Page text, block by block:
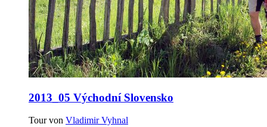
2013_05 Východní Slovensko
Tour von Vladimir Vyhnal